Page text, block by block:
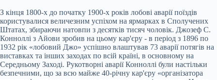
З кінця 1800-х до початку 1900-х років лобові аварії поїздів
користувалися величезним успіхом на ярмарках в Сполучених
Штатах, збираючи натовпи з десятків тисяч чоловік. Джозеф С.
Конноллі з Айови зробив на цьому кар'єру - в період з 1896 по
1932 рік «лобовий Джо» успішно влаштував 73 аварії потягів на
виставках та інших заходах по всій країні, в основному на
Середньому Заході. Рукотворні аварії Конноллі були настільки
безпечними, що за всю майже 40-річну кар'єру «організатора